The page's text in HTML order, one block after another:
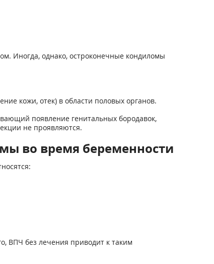
Иногда, однако, остроконечные кондиломы
кожи, отек) в области половых органов.
появление генитальных бородавок,
не проявляются.
во время беременности
ВПЧ без лечения приводит к таким